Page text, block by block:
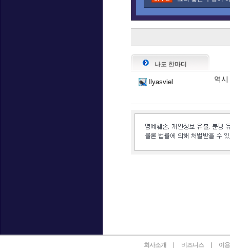
나도 한마디
Ilyasviel 역
회사소개 비즈니스 이